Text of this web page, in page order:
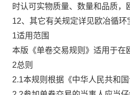
时认可实物质量、数量和品质
12、其它有关规定详见欧冶循
1适用范围
本版《单卷交易规则》适用于在
2总则
2.1本规则根据《中华人民共和国